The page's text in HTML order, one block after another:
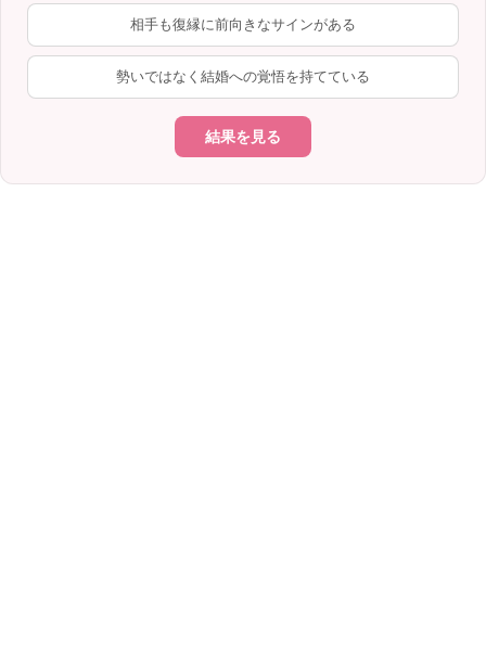
相手も復縁に前向きなサインがある
勢いではなく結婚への覚悟を持てている
結果を見る